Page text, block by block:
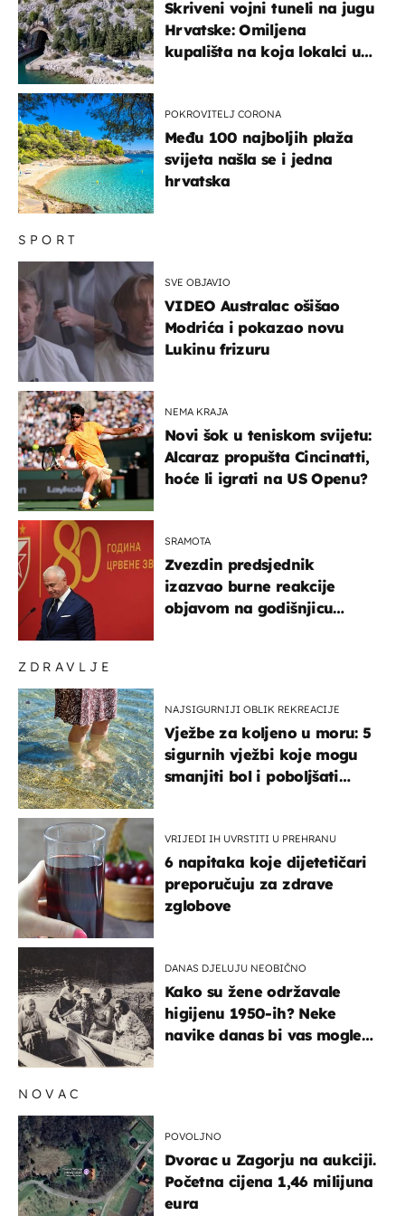
ZDRAVLJE
NAJSIGURNIJI OBLIK REKREACIJE
Vježbe za koljeno u moru: 5
sigurnih vježbi koje mogu
smanjiti bol i poboljšati
VRIJEDI IH UVRSTITI U PREHRANU
6 napitaka koje dijetetičari
preporučuju za zdrave
zglobove
DANAS DJELUJU NEOBIČNO
Kako su žene održavale
higijenu 1950-ih? Neke
navike danas bi vas mogle
SPORT
SVE OBJAVIO
VIDEO Australac ošišao
Modrića i pokazao novu
Lukinu frizuru
NEMA KRAJA
Novi šok u teniskom svijetu:
Alcaraz propušta Cincinatti,
hoće li igrati na US Openu?
SRAMOTA
Zvezdin predsjednik
izazvao burne reakcije
objavom na godišnjicu
Skriveni vojni tuneli na jugu
Hrvatske: Omiljena
kupališta na koja lokalci u
POKROVITELJ CORONA
Među 100 najboljih plaža
svijeta našla se i jedna
hrvatska
NOVAC
POVOLJNO
Dvorac u Zagorju na aukciji.
Početna cijena 1,46 milijuna
eura